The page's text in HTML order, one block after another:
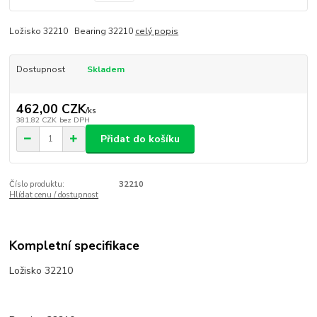
Ložisko 32210 Bearing 32210 celý popis
Dostupnost Skladem
462,00 CZK/ks
381,82 CZK bez DPH
Přidat do košíku
Číslo produktu:
32210
Hlídat cenu / dostupnost
Kompletní specifikace
Ložisko 32210